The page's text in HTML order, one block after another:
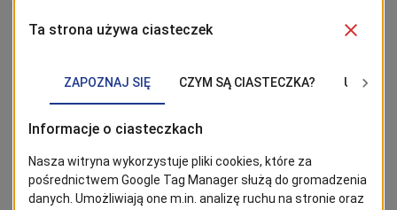
Zapisz malucha do miejskiego Klubu
Dziecięcego!
Jesteś rodzicem dziecka w wieku od 1. do 3. roku życia i
szukasz dla niego odpowiedniej opieki? Skorzystaj z oferty
szczecińskiego Klubu Dziecięcego nr 5!